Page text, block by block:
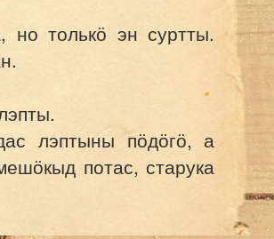
толькӧ эн суртты.
лэптыны пӧдӧгӧ, а
потас, старука